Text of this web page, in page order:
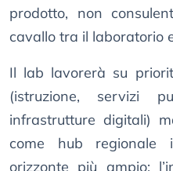
prodotto, non
cavallo tra il laboratorio
Il lab lavorerà su
(istruzione, servizi
infrastrutture digitali)
come hub regionale
orizzonte più ampio: